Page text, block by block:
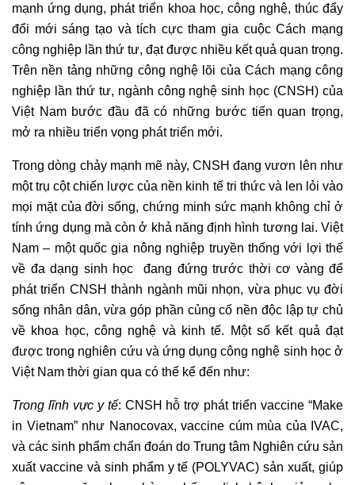
mạnh ứng dụng, phát triển khoa học, công nghệ, thúc đẩy
đổi mới sáng tạo và tích cực tham gia cuộc Cách mạng
công nghiệp lần thứ tư, đạt được nhiều kết quả quan trọng.
Trên nền tảng những công nghệ lõi của Cách mạng công
nghiệp lần thứ tư, ngành công nghệ sinh học (CNSH) của
Việt Nam bước đầu đã có những bước tiến quan trọng,
mở ra nhiều triển vọng phát triển mới.
Trong dòng chảy mạnh mẽ này, CNSH đang vươn lên như
một trụ cột chiến lược của nền kinh tế tri thức và len lỏi vào
mọi mặt của đời sống, chứng minh sức mạnh không chỉ ở
tính ứng dụng mà còn ở khả năng định hình tương lai. Việt
Nam – một quốc gia nông nghiệp truyền thống với lợi thế
về đa dạng sinh học đang đứng trước thời cơ vàng để
phát triển CNSH thành ngành mũi nhọn, vừa phục vụ đời
sống nhân dân, vừa góp phần củng cố nền độc lập tự chủ
về khoa học, công nghệ và kinh tế. Một số kết quả đạt
được trong nghiên cứu và ứng dụng công nghệ sinh học ở
Việt Nam thời gian qua có thể kể đến như:
Trong lĩnh vực y tế: CNSH hỗ trợ phát triển vaccine “Make
in Vietnam” như Nanocovax, vaccine cúm mùa của IVAC,
và các sinh phẩm chẩn đoán do Trung tâm Nghiên cứu sản
xuất vaccine và sinh phẩm y tế (POLYVAC) sản xuất, giúp